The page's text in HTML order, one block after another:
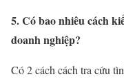
5. Có bao nhiêu cách
doanh nghiệp?
Có 2 cách cách tra cứu